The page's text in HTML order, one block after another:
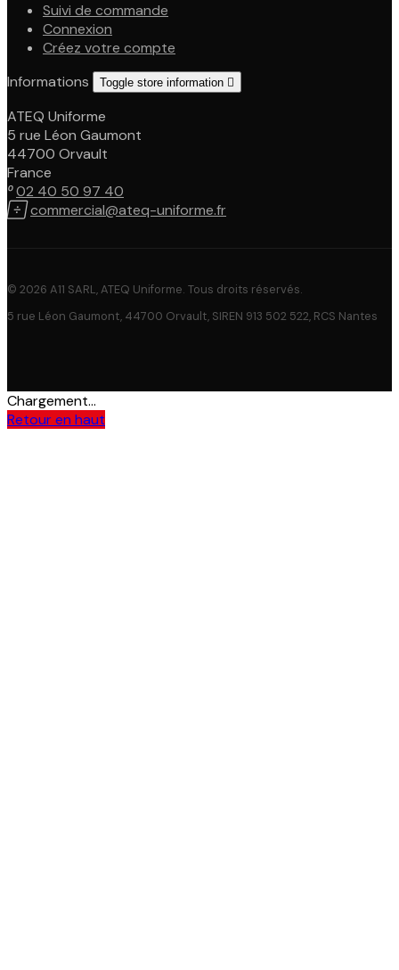
Suivi de commande
Connexion
Créez votre compte
Informations
Toggle store information 
ATEQ Uniforme
5 rue Léon Gaumont
44700 Orvault
France
02 40 50 97 40
commercial@ateq-uniforme.fr
© 2026 A11 SARL, ATEQ Uniforme. Tous droits réservés.
5 rue Léon Gaumont, 44700 Orvault, SIREN 913 502 522, RCS Nantes
Chargement...
Retour en haut